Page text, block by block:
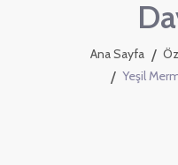
Ana Sayfa
Yeşil